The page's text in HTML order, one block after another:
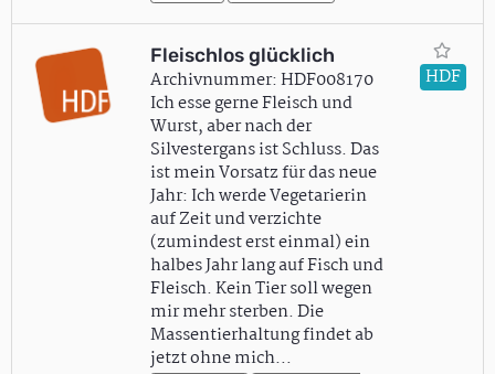
Fleischlos glücklich
Archivnummer: HDF008170
Ich esse gerne Fleisch und
Wurst, aber nach der
Silvestergans ist Schluss. Das
ist mein Vorsatz für das neue
Jahr: Ich werde Vegetarierin
auf Zeit und verzichte
(zumindest erst einmal) ein
halbes Jahr lang auf Fisch und
Fleisch. Kein Tier soll wegen
mir mehr sterben. Die
Massentierhaltung findet ab
jetzt ohne mich…
HDF